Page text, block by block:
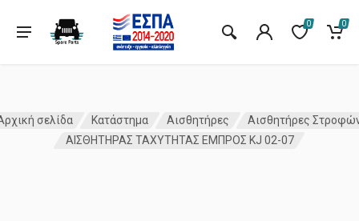
0 0
σελίδα Κατάστημα Αισθητήρες
Αισθητήρες
ΑΙΣΘΗΤΗΡΑΣ ΤΑΧΥΤΗΤΑΣ ΕΜΠΡΟΣ KJ 02-07